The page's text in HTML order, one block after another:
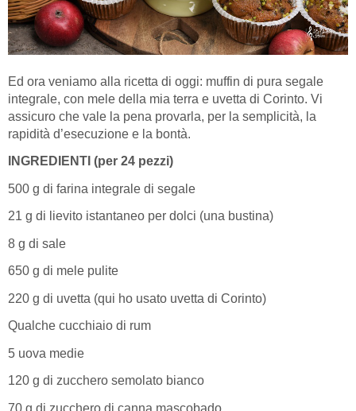
Ed ora veniamo alla ricetta di oggi: muffin di pura segale
integrale, con mele della mia terra e uvetta di Corinto. Vi
assicuro che vale la pena provarla, per la semplicità, la
rapidità d’esecuzione e la bontà.
INGREDIENTI (per 24 pezzi)
500 g di farina integrale di segale
21 g di lievito istantaneo per dolci (una bustina)
8 g di sale
650 g di mele pulite
220 g di uvetta (qui ho usato uvetta di Corinto)
Qualche cucchiaio di rum
5 uova medie
120 g di zucchero semolato bianco
70 g di zucchero di canna mascobado